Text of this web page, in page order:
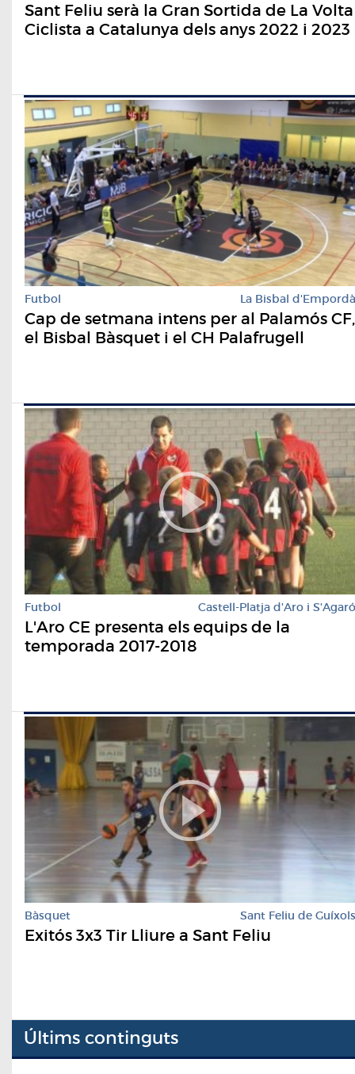
Sant Feliu serà la Gran Sortida de La Volta
Ciclista a Catalunya dels anys 2022 i 2023
Futbol La Bisbal d'Empordà
Cap de setmana intens per al Palamós CF,
el Bisbal Bàsquet i el CH Palafrugell
Futbol Castell-Platja d'Aro i S'Agaró
L'Aro CE presenta els equips de la
temporada 2017-2018
Bàsquet Sant Feliu de Guíxols
Exitós 3x3 Tir Lliure a Sant Feliu
Últims continguts